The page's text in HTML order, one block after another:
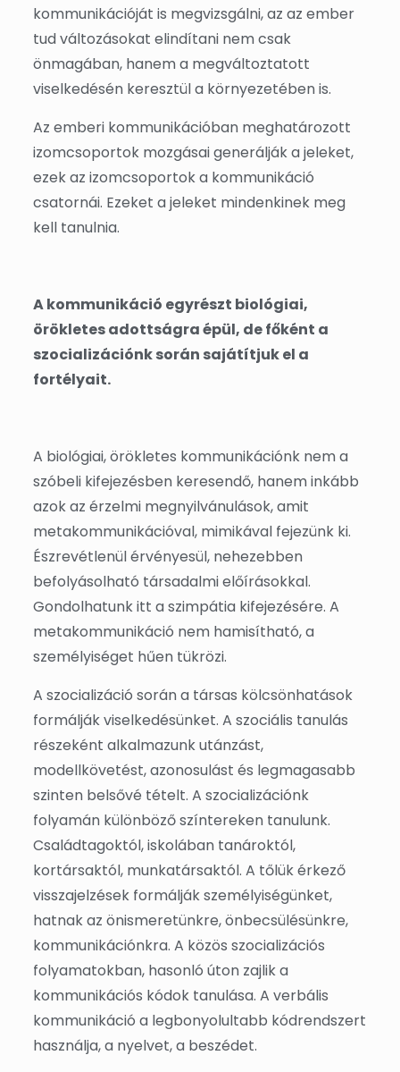
kommunikációját is megvizsgálni, az az ember
tud változásokat elindítani nem csak
önmagában, hanem a megváltoztatott
viselkedésén keresztül a környezetében is.
Az emberi kommunikációban meghatározott
izomcsoportok mozgásai generálják a jeleket,
ezek az izomcsoportok a kommunikáció
csatornái. Ezeket a jeleket mindenkinek meg
kell tanulnia.
A kommunikáció egyrészt biológiai,
örökletes adottságra épül, de főként a
szocializációnk során sajátítjuk el a
fortélyait.
A biológiai, örökletes kommunikációnk nem a
szóbeli kifejezésben keresendő, hanem inkább
azok az érzelmi megnyilvánulások, amit
metakommunikációval, mimikával fejezünk ki.
Észrevétlenül érvényesül, nehezebben
befolyásolható társadalmi előírásokkal.
Gondolhatunk itt a szimpátia kifejezésére. A
metakommunikáció nem hamisítható, a
személyiséget hűen tükrözi.
A szocializáció során a társas kölcsönhatások
formálják viselkedésünket. A szociális tanulás
részeként alkalmazunk utánzást,
modellkövetést, azonosulást és legmagasabb
szinten belsővé tételt. A szocializációnk
folyamán különböző színtereken tanulunk.
Családtagoktól, iskolában tanároktól,
kortársaktól, munkatársaktól. A tőlük érkező
visszajelzések formálják személyiségünket,
hatnak az önismeretünkre, önbecsülésünkre,
kommunikációnkra. A közös szocializációs
folyamatokban, hasonló úton zajlik a
kommunikációs kódok tanulása. A verbális
kommunikáció a legbonyolultabb kódrendszert
használja, a nyelvet, a beszédet.